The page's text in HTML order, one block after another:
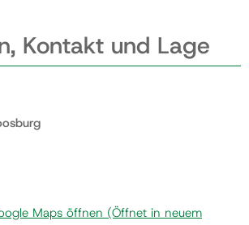
Kontakt und Lage
Maps öffnen (Öffnet in neuem